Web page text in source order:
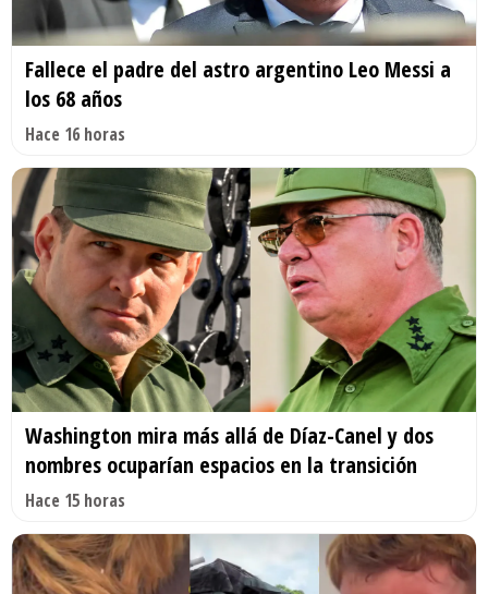
Fallece el padre del astro argentino Leo Messi a
los 68 años
Hace 16 horas
Washington mira más allá de Díaz-Canel y dos
nombres ocuparían espacios en la transición
Hace 15 horas